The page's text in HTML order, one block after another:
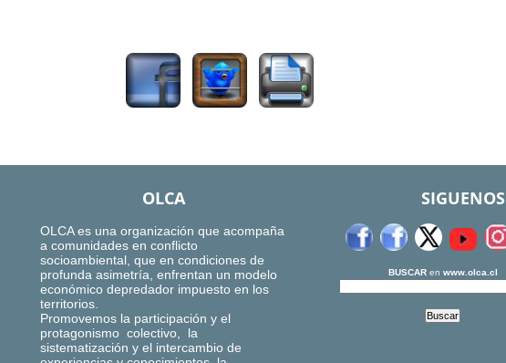
OLCA
OLCA es una organización que acompaña
a comunidades en conflicto
socioambiental, que en condiciones de
profunda asimetría, enfrentan un modelo
económico depredador impuesto en los
territorios.
Promovemos la participación y el
protagonismo colectivo, la
sistematización y el intercambio de
SIGUENOS
BUSCARen www.olca.cl